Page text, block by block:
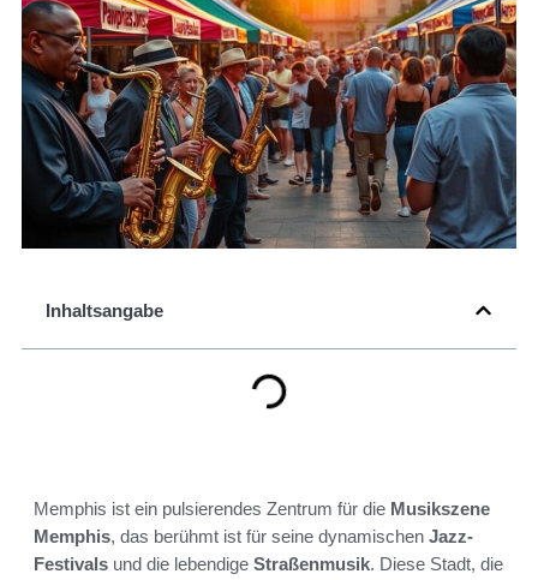
Inhaltsangabe
Memphis ist ein pulsierendes Zentrum für die Musikszene
Memphis, das berühmt ist für seine dynamischen Jazz-
Festivals und die lebendige Straßenmusik. Diese Stadt, die